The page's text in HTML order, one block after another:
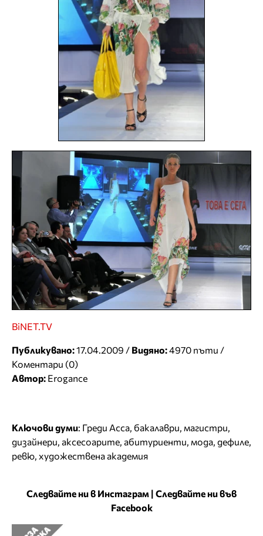
BiNET.TV
Публикувано:17.04.2009 / Видяно:4970 пъти /
Коментари (0)
Автор: Erogance
Ключови думи: Греди Асса, бакалаври, магистри,
дизайнери, аксесоарите, абитуриенти, мода, дефиле,
ревю, художествена академия
Следвайте ни в Инстаграм | Следвайте ни във
Facebook